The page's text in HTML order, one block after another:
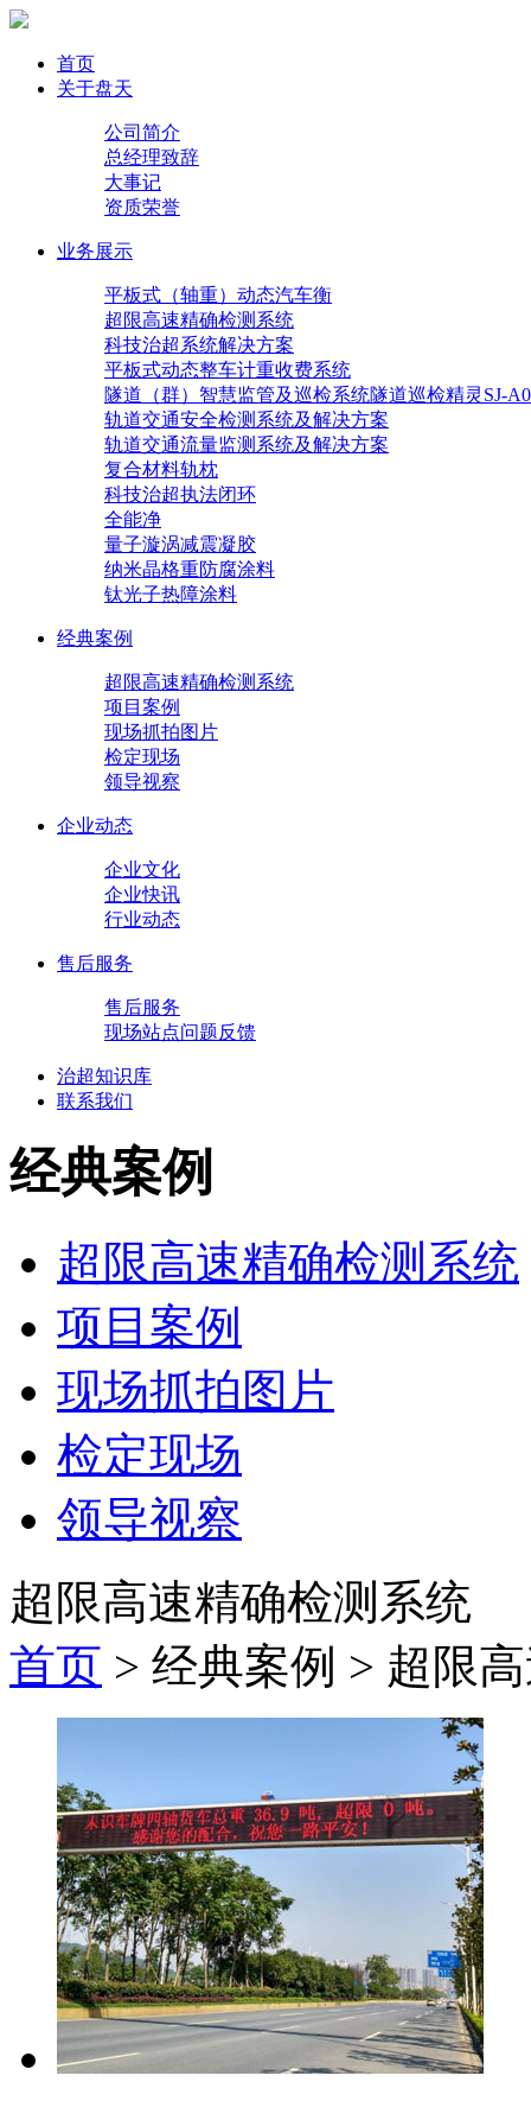
首页
关于盘天
公司简介
总经理致辞
大事记
资质荣誉
业务展示
平板式（轴重）动态汽车衡
超限高速精确检测系统
科技治超系统解决方案
平板式动态整车计重收费系统
隧道（群）智慧监管及巡检系统隧道巡检精灵SJ-
轨道交通安全检测系统及解决方案
轨道交通流量监测系统及解决方案
复合材料轨枕
科技治超执法闭环
全能净
量子漩涡减震凝胶
纳米晶格重防腐涂料
钛光子热障涂料
经典案例
超限高速精确检测系统
项目案例
现场抓拍图片
检定现场
领导视察
企业动态
企业文化
企业快讯
行业动态
售后服务
售后服务
现场站点问题反馈
治超知识库
联系我们
经典案例
超限高速精确检测系统
项目案例
现场抓拍图片
检定现场
领导视察
超限高速精确检测系统
首页 > 经典案例 > 超限